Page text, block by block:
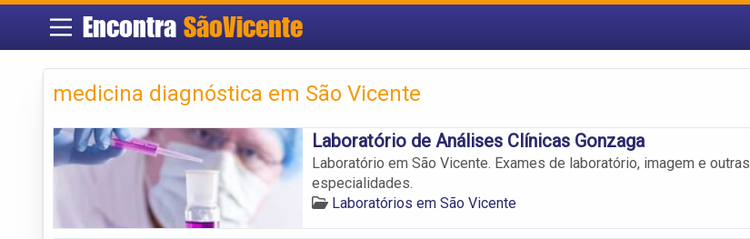
Encontra SãoVicente
medicina diagnóstica em São Vicente
Laboratório de Análises Clínicas Gonzaga
Laboratório em São Vicente. Exames de laboratório, imagem e outras
especialidades.
Laboratórios em São Vicente